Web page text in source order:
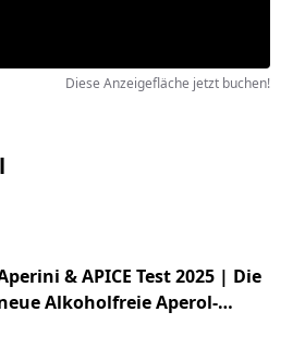
Diese Anzeigefläche jetzt buchen!
& APICE Test 2025 | Die
Alkoholfreie Aperol-